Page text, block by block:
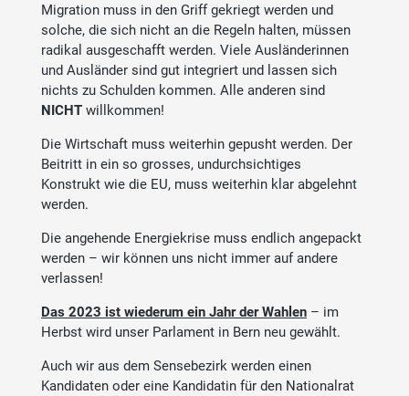
Migration muss in den Griff gekriegt werden und
solche, die sich nicht an die Regeln halten, müssen
radikal ausgeschafft werden. Viele Ausländerinnen
und Ausländer sind gut integriert und lassen sich
nichts zu Schulden kommen. Alle anderen sind
NICHT willkommen!
Die Wirtschaft muss weiterhin gepusht werden. Der
Beitritt in ein so grosses, undurchsichtiges
Konstrukt wie die EU, muss weiterhin klar abgelehnt
werden.
Die angehende Energiekrise muss endlich angepackt
werden – wir können uns nicht immer auf andere
verlassen!
Das 2023 ist wiederum ein Jahr der Wahlen – im
Herbst wird unser Parlament in Bern neu gewählt.
Auch wir aus dem Sensebezirk werden einen
Kandidaten oder eine Kandidatin für den Nationalrat